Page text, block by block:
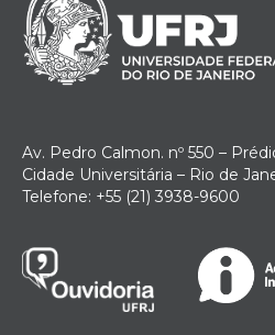
Av. Pedro Calmon. nº 550 –
Cidade Universitária – Rio de
Telefone: +55 (21) 3938-9600